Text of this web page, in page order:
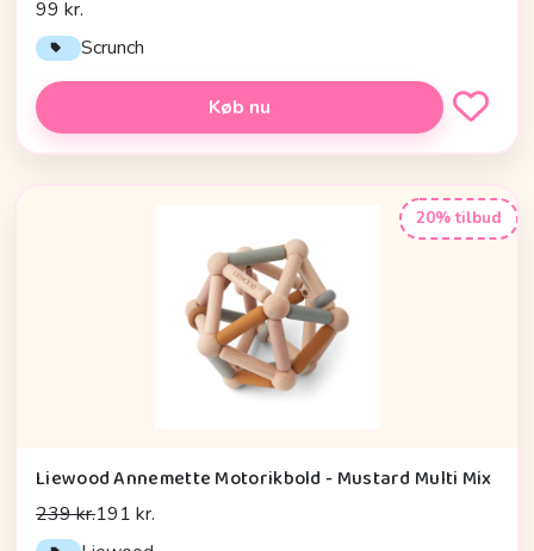
99 kr.
Scrunch
Køb nu
20% tilbud
Liewood Annemette Motorikbold - Mustard Multi Mix
239 kr.191 kr.